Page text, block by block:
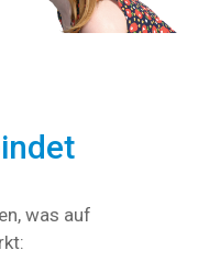
was auf